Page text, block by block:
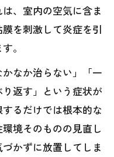
、室内の空気に含ま
を刺激して炎症を引
。
かなか治らない」「一
返す」という症状が
るだけでは根本的な
境そのものの見直し
かずに放置してしま